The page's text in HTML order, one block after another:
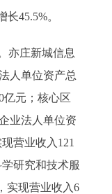
45.5%。
庄新城信息
人单位资产总
亿元；核心区
业法人单位资
营业收入121
研究和技术服
实现营业收入6